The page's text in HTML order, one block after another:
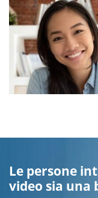
Le persone
video sia una